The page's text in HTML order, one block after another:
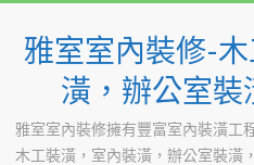
content
雅室室內裝修-
潢，辦公室
雅室室內裝修擁有豐富室內裝潢工
木工裝潢，室內裝潢，辦公室裝潢